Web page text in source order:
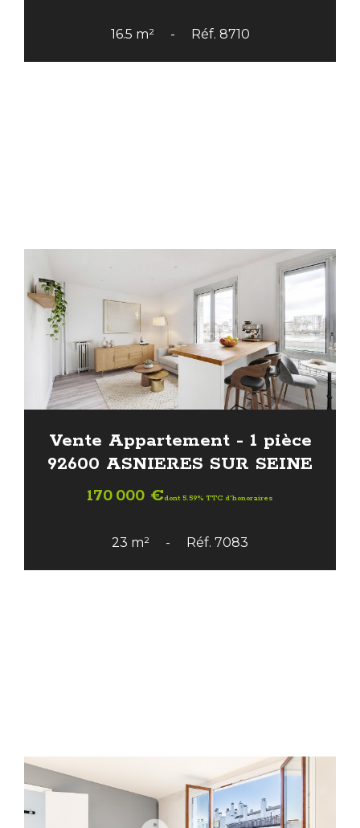
16.5 m² Réf. 8710
Vente Appartement - 1 pièce
92600 ASNIERES SUR SEINE
170 000 €dont 5.59% TTC d'honoraires
23 m² Réf. 7083